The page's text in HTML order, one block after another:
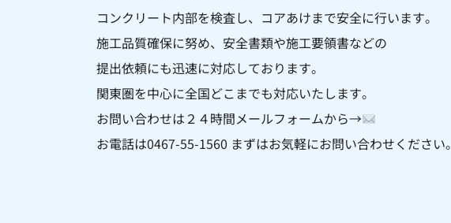
コンクリート内部を検査し、コアあけまで安全に行います。
施工品質確保に努め、安全書類や施工要領書などの
提出依頼にも迅速に対応しております。
関東圏を中心に全国どこまでも対応いたします。
お問い合わせは２４時間メールフォームから→
お電話は0467-55-1560 まずはお気軽にお問い合わせください。